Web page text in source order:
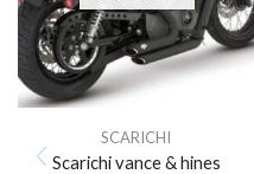
SCARICHI
Scarichi vance & hines